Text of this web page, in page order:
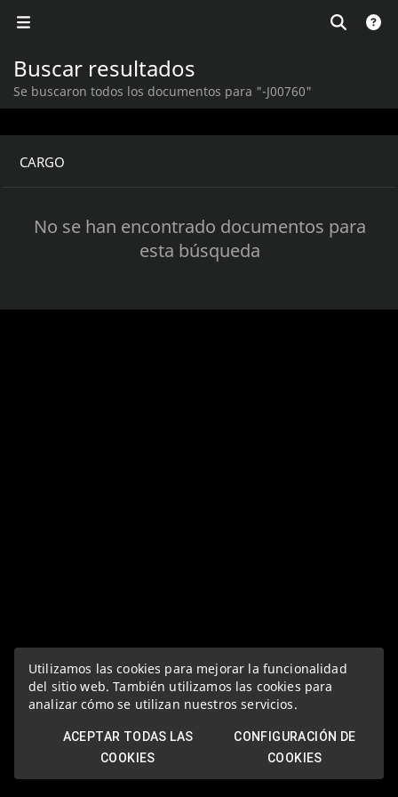
Utilizamos las cookies para mejorar la funcionalidad
del sitio web. También utilizamos las cookies para
analizar cómo se utilizan nuestros servicios.
ACEPTAR TODAS LAS
COOKIES
CONFIGURACIÓN DE
COOKIES
Buscar resultados
Se buscaron todos los documentos para "-J00760"
CARGO
No se han encontrado documentos para
esta búsqueda